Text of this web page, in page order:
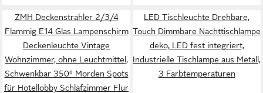
ZMH Deckenstrahler 2/3/4
Flammig E14 Glas Lampenschirm
Deckenleuchte Vintage
Wohnzimmer, ohne Leuchtmittel,
Schwenkbar 350° Morden Spots
für Hotellobby Schlafzimmer Flur
LED Tischleuchte Drehbare,
Touch Dimmbare Nachttischlampe
deko, LED fest integriert,
Industrielle Tischlampe aus Metall,
3 Farbtemperaturen